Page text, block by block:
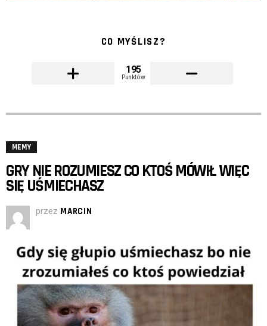
CO MYŚLISZ?
195
Punktów
MEMY
GRY NIE ROZUMIESZ CO KTOŚ MÓWIŁ WIĘC
SIĘ UŚMIECHASZ
przez MARCIN